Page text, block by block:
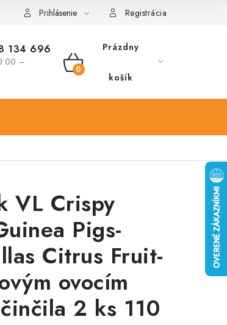
Prihlásenie Registrácia
134 696
–
NÁKUPNÝ
Prázdny
košík
VL Crispy
Pigs-
Citrus Fruit-
ovocím
2 ks 110